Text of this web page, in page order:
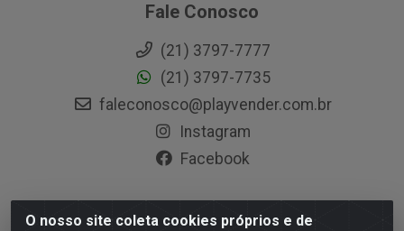
O nosso site coleta cookies próprios e de
Fale Conosco
(21) 3797-7777
(21) 3797-7735
faleconosco@playvender.com.br
Instagram
Facebook